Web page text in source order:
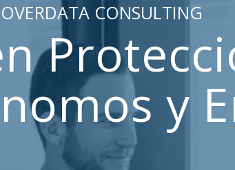
OVERDATA CONSULTING
y